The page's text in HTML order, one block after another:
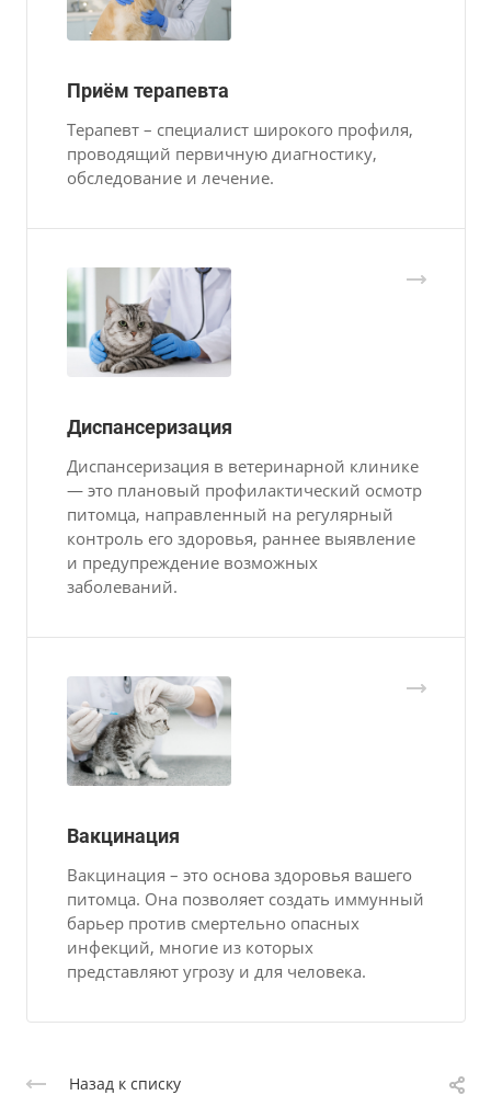
Приём терапевта
Терапевт – специалист широкого профиля,
проводящий первичную диагностику,
обследование и лечение.
Диспансеризация
Диспансеризация в ветеринарной клинике
— это плановый профилактический осмотр
питомца, направленный на регулярный
контроль его здоровья, раннее выявление
и предупреждение возможных
заболеваний.
Вакцинация
Вакцинация – это основа здоровья вашего
питомца. Она позволяет создать иммунный
барьер против смертельно опасных
инфекций, многие из которых
представляют угрозу и для человека.
Назад к списку